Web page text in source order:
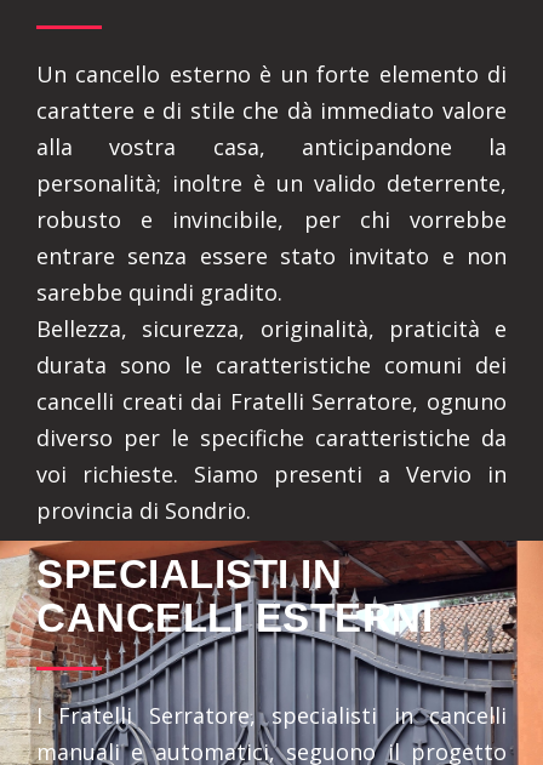
Un cancello esterno è un forte elemento di
carattere e di stile che dà immediato valore
alla vostra casa, anticipandone la
personalità; inoltre è un valido deterrente,
robusto e invincibile, per chi vorrebbe
entrare senza essere stato invitato e non
sarebbe quindi gradito.
Bellezza, sicurezza, originalità, praticità e
durata sono le caratteristiche comuni dei
cancelli creati dai Fratelli Serratore, ognuno
diverso per le specifiche caratteristiche da
voi richieste. Siamo presenti a Vervio in
provincia di Sondrio.
SPECIALISTI IN
CANCELLI ESTERNI
I Fratelli Serratore, specialisti in cancelli
manuali e automatici, seguono il progetto